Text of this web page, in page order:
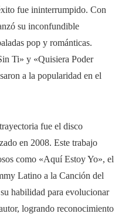
fue ininterrumpido. Con
su inconfundible
pop y románticas.
Ti» y «Quisiera Poder
a la popularidad en el
fue el disco
en 2008. Este trabajo
como «Aquí Estoy Yo», el
Latino a la Canción del
habilidad para evolucionar
logrando reconocimiento